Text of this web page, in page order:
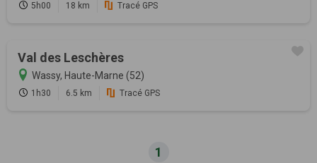
5h00 18 km Tracé GPS
Val des Leschères
Wassy, Haute-Marne (52)
1h30 6.5 km Tracé GPS
1